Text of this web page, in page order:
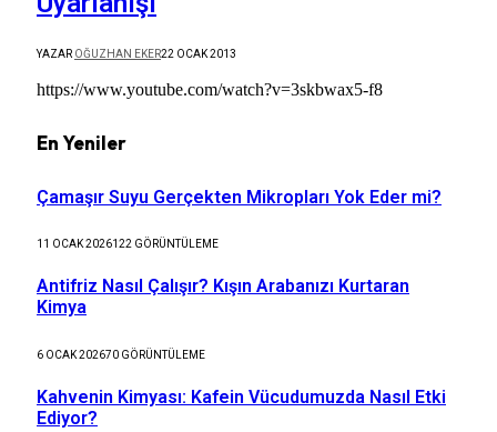
YAZAR OĞUZHAN EKER22 OCAK 2013
https://www.youtube.com/watch?v=3skbwax5-f8
En Yeniler
Çamaşır Suyu Gerçekten Mikropları Yok Eder mi?
11 OCAK 2026122 GÖRÜNTÜLEME
Antifriz Nasıl Çalışır? Kışın Arabanızı Kurtaran
Kimya
6 OCAK 202670 GÖRÜNTÜLEME
Kahvenin Kimyası: Kafein Vücudumuzda Nasıl Etki
Ediyor?